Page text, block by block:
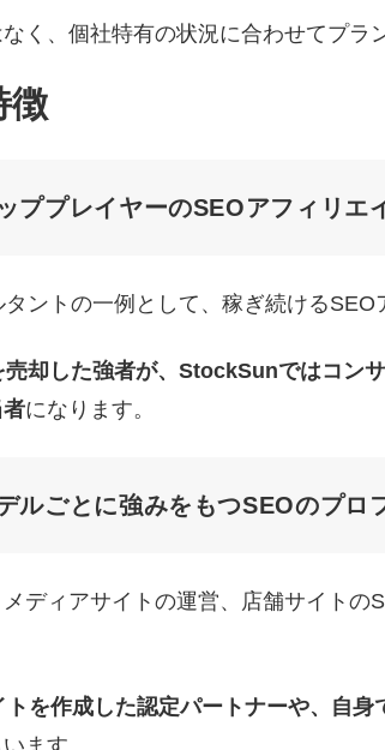
く、個社特有の状況に合わせてプラ
徴
ププレイヤーのSEOアフィリエ
ントの一例として、稼ぎ続けるSEO
却した強者が、StockSunではコン
になります。
ルごとに強みをもつSEOのプロ
ディアサイトの運営、店舗サイト
を作成した認定パートナーや、自
います。